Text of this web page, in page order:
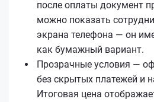
после оплаты документ
можно показать
экрана телефона — он
как бумажный вариант.
Прозрачные условия —
без скрытых платежей и
Итоговая цена